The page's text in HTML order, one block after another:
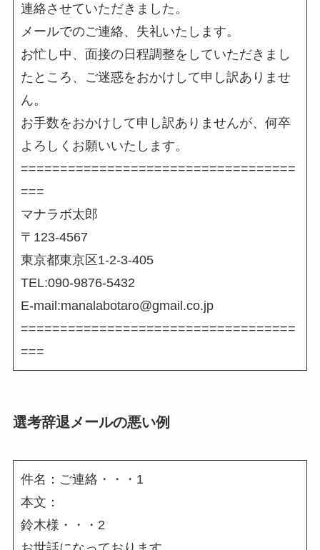
連絡させていただきました。
メールでのご連絡、失礼いたします。
お忙し中、面接の日程調整をしていただきまし
たところ、ご迷惑をおかけして申し訳ありませ
ん。
お手数をおかけして申し訳ありませんが、何卒
よろしくお願いいたします。
===================================
===
マナラボ太郎
〒123-4567
東京都東京区1-2-3-405
TEL:090-9876-5432
E-mail:manalabotaro@gmail.co.jp
===================================
===
選考辞退メールの悪い例
件名：ご連絡・・・1
本文：
鈴木様・・・2